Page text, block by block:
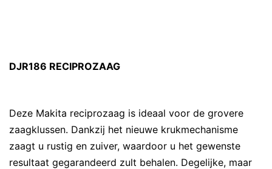
DJR186 RECIPROZAAG
Deze Makita reciprozaag is ideaal voor de grovere
zaagklussen. Dankzij het nieuwe krukmechanisme
zaagt u rustig en zuiver, waardoor u het gewenste
resultaat gegarandeerd zult behalen. Degelijke, maar